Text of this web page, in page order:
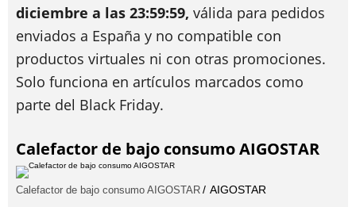
diciembre a las 23:59:59, válida para pedidos
enviados a España y no compatible con
productos virtuales ni con otras promociones.
Solo funciona en artículos marcados como
parte del Black Friday.
Calefactor de bajo consumo AIGOSTAR
Calefactor de bajo consumo AIGOSTAR AIGOSTAR